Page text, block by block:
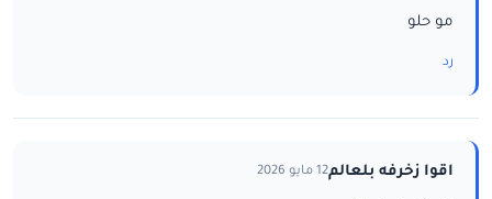
مو حلو
رد
اقوا زخرفه بلعالم12 مايو 2026